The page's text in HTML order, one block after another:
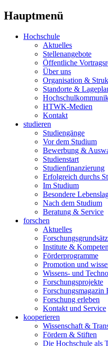
Hauptmenü
Hochschule
Aktuelles
Stellenangebote
Öffentliche
Über uns
Organisation &
Standorte &
HTWK-Medien
Kontakt
studieren
Studiengänge
Vor dem Studium
Bewerbung &
Studienstart
Studienfinanzierung
Erfolgreich durchs
Im Studium
Besondere
Nach dem Studium
Beratung & Service
forschen
Aktuelles
Institute &
Förderprogramme
Promotion und
Wissens- und
Forschungsprojekte
Forschungsmagazin
Forschung erleben
Kontakt und Service
kooperieren
Wissenschaft &
Fördern & Stiften
Die Hochschule als